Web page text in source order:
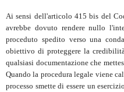
Ai sensi dell'articolo 415 bis del
avrebbe dovuto rendere nullo
proceduto spedito verso una
obiettivo di proteggere la
qualsiasi documentazione che
Quando la procedura legale viene
processo smette di essere un